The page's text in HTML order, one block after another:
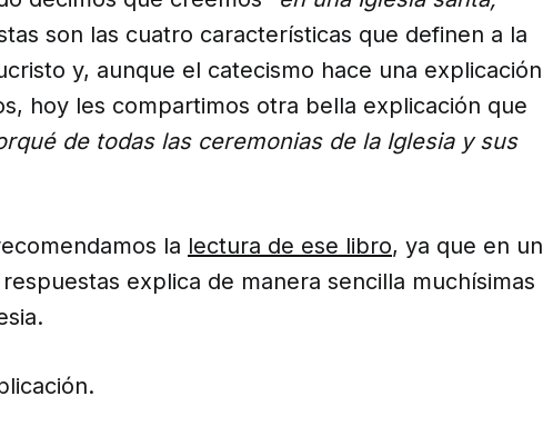
son las cuatro características que definen a la
y, aunque el catecismo hace una explicación
hoy les compartimos otra bella explicación que
de todas las ceremonias de la Iglesia y sus
la lectura de ese libro, ya que en un
explica de manera sencilla muchísimas